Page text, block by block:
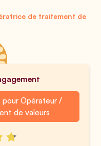
de traitement de
pour Opérateur /
de valeurs